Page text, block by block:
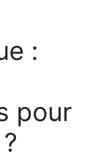
:
pour